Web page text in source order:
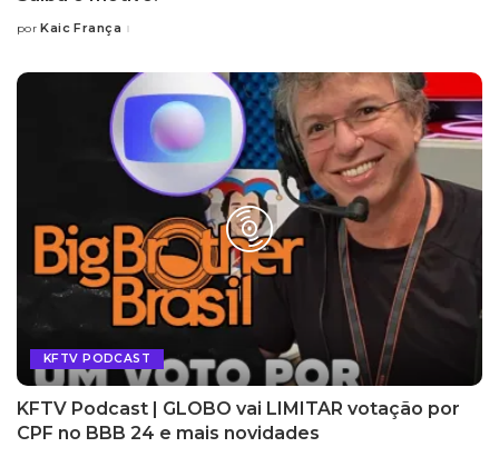
por Kaic França
KFTV PODCAST
KFTV Podcast | GLOBO vai LIMITAR votação por
CPF no BBB 24 e mais novidades